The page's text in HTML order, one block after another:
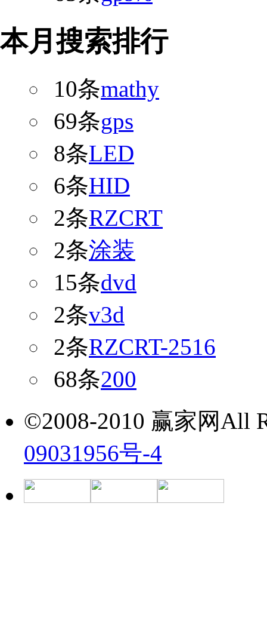
本月搜索排行
10条mathy
69条gps
8条LED
6条HID
2条RZCRT
2条涂装
15条dvd
2条v3d
2条RZCRT-2516
68条200
©2008-2010 赢家网All
09031956号-4